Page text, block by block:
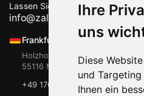
Ihre
uns
Diese
und
Ihnen ein
Lassen Sie uns
info@zalts-man.com
Frankfurt, Mainz
Holzhofstr. 11
55116 Mainz
+49 176 765 081 00